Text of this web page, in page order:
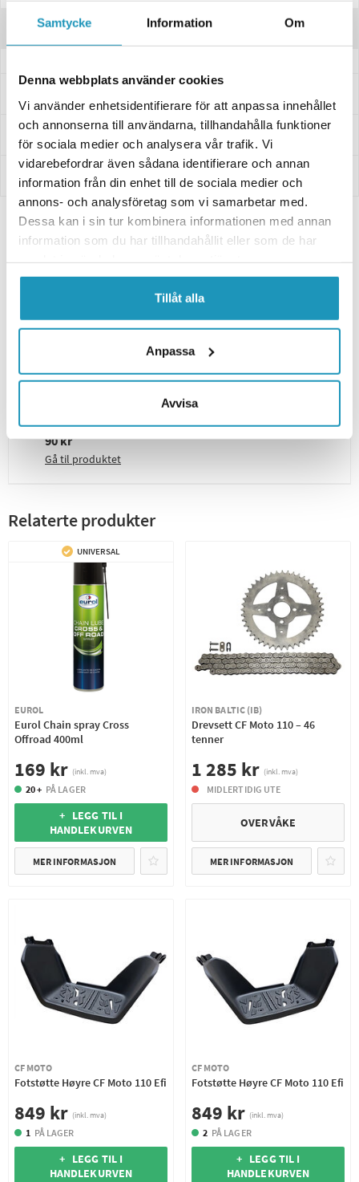
Samtycke Information Om
Denna webbplats använder cookies
Vi använder enhetsidentifierare för att anpassa innehållet
och annonserna till användarna, tillhandahålla funktioner
för sociala medier och analysera vår trafik. Vi
vidarebefordrar även sådana identifierare och annan
information från din enhet till de sociala medier och
annons- och analysföretag som vi samarbetar med.
Dessa kan i sin tur kombinera informationen med annan
information som du har tillhandahållit eller som de har
Tillåt alla
Anpassa
Avvisa
Anmeldelser
Levering og retur
Innbetaling
1x Eurol Sportbike 10W-40 Helsyntetisk 1L
209 kr
10W-40 Helsyntetisk motorolje for ATV, UTV og MC
1x NGK Tennplugg CR7HSA
Gå til produktet
1x Luftfilter CF Moto 110 EFi
90 kr
Gå til produktet
Relaterte produkter
UNIVERSAL
EUROL
Eurol Chain spray Cross
Offroad 400ml
169 kr (inkl. mva)
20 + PÅ LAGER
+ LEGG TIL I
HANDLEKURVEN
MER INFORMASJON
IRON BALTIC (IB)
Drevsett CF Moto 110 – 46
tenner
1 285 kr (inkl. mva)
MIDLERTIDIG UTE
OVERVÅKE
MER INFORMASJON
CF MOTO
Fotstøtte Høyre CF Moto 110 Efi
849 kr (inkl. mva)
1 PÅ LAGER
+ LEGG TIL I
HANDLEKURVEN
CF MOTO
Fotstøtte Høyre CF Moto 110 Efi
849 kr (inkl. mva)
2 PÅ LAGER
+ LEGG TIL I
HANDLEKURVEN